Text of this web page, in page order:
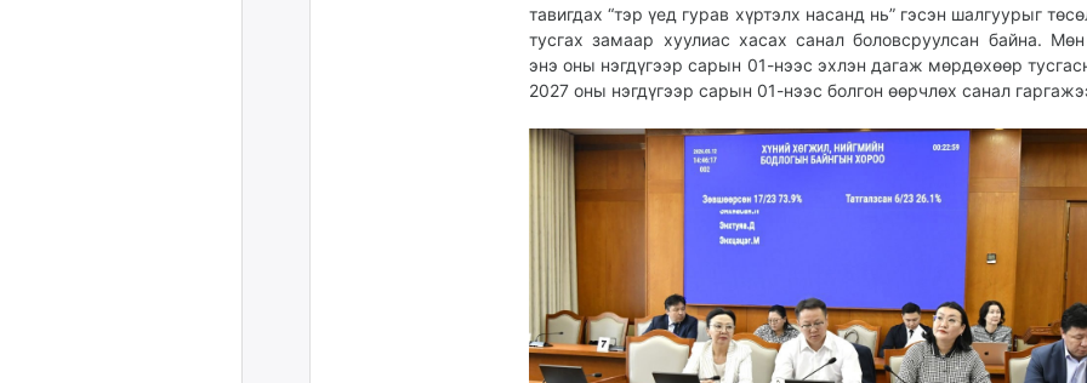
тавигдах “тэр үед гурав хүртэлх насанд нь” гэсэн шалгуурыг
тусгах замаар хуулиас хасах санал боловсруулсан байна. Мөн
энэ оны нэгдүгээр сарын 01-нээс эхлэн дагаж мөрдөхөөр
2027 оны нэгдүгээр сарын 01-нээс болгон өөрчлөх санал